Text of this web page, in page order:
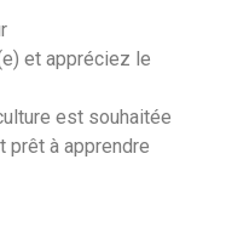
et appréciez le
est souhaitée
prêt à apprendre